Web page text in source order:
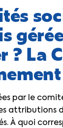
? La
par le
attributions
À quoi